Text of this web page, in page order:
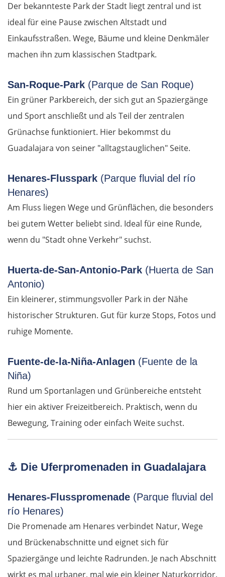
Der bekannteste Park der Stadt liegt zentral und ist
ideal für eine Pause zwischen Altstadt und
Einkaufsstraßen. Wege, Bäume und kleine Denkmäler
machen ihn zum klassischen Stadtpark.
San-Roque-Park (Parque de San Roque)
Ein grüner Parkbereich, der sich gut an Spaziergänge
und Sport anschließt und als Teil der zentralen
Grünachse funktioniert. Hier bekommst du
Guadalajara von seiner "alltagstauglichen" Seite.
Henares-Flusspark (Parque fluvial del río
Henares)
Am Fluss liegen Wege und Grünflächen, die besonders
bei gutem Wetter beliebt sind. Ideal für eine Runde,
wenn du "Stadt ohne Verkehr" suchst.
Huerta-de-San-Antonio-Park (Huerta de San
Antonio)
Ein kleinerer, stimmungsvoller Park in der Nähe
historischer Strukturen. Gut für kurze Stops, Fotos und
ruhige Momente.
Fuente-de-la-Niña-Anlagen (Fuente de la
Niña)
Rund um Sportanlagen und Grünbereiche entsteht
hier ein aktiver Freizeitbereich. Praktisch, wenn du
Bewegung, Training oder einfach Weite suchst.
⚓ Die Uferpromenaden in Guadalajara
Henares-Flusspromenade (Parque fluvial del
río Henares)
Die Promenade am Henares verbindet Natur, Wege
und Brückenabschnitte und eignet sich für
Spaziergänge und leichte Radrunden. Je nach Abschnitt
wirkt es mal urbaner, mal wie ein kleiner Naturkorridor.
Xanthi
Kavala
Asprovalta
Thessaloniki
Katerini
Kalambaka
Meteora-Klöster
Karditsa
Lamia
Livanates
Chalkida
Korinth
Patras
Ioannina
Edessa